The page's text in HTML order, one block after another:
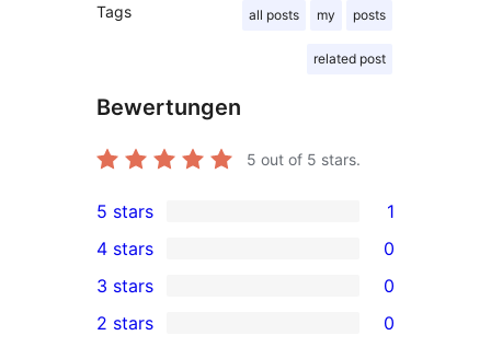
Tags all posts my posts
related post
Bewertungen
5 out of 5 stars.
1
5-
star
review
5 stars 1
4-
star
4 stars 0
0
3-
3 stars 0
2 stars 0